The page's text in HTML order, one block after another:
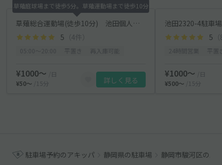
草薙庭球場まで徒歩5分。草薙運動場まで徒歩10分
草薙総合運動場(徒歩10分) 池田個人宅駐車場(白い家が目印)
5 （4件）
¥1000〜
/日
¥50〜
/15分 詳しく見る
池田2320-4駐車場
5
¥1000〜
/日
¥500〜
/15分
駐車場予約のアキッパ 静岡県の駐車場 静岡市駿河区の駐